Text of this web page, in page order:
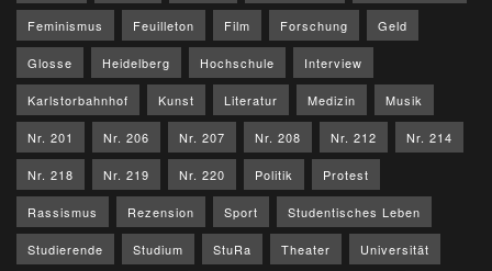
Feminismus Feuilleton Film Forschung Geld
Glosse Heidelberg Hochschule Interview
Karlstorbahnhof Kunst Literatur Medizin Musik
Nr. 201 Nr. 206 Nr. 207 Nr. 208 Nr. 212 Nr. 214
Nr. 218 Nr. 219 Nr. 220 Politik Protest
Rassismus Rezension Sport Studentisches Leben
Studierende Studium StuRa Theater Universität